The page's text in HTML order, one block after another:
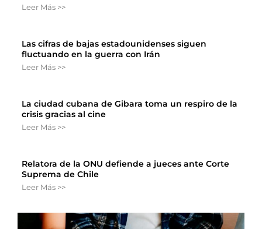
Leer Más >>
Las cifras de bajas estadounidenses siguen
fluctuando en la guerra con Irán
Leer Más >>
La ciudad cubana de Gibara toma un respiro de la
crisis gracias al cine
Leer Más >>
Relatora de la ONU defiende a jueces ante Corte
Suprema de Chile
Leer Más >>